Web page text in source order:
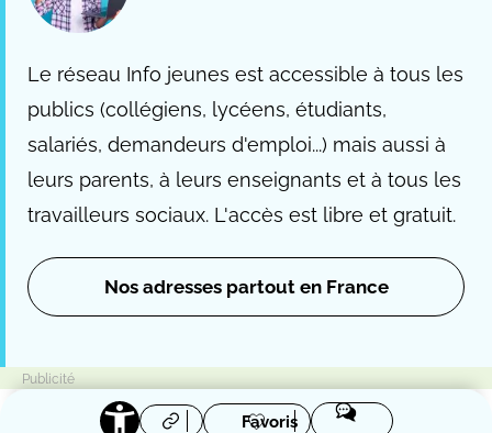
Le réseau Info jeunes est accessible à tous les
publics (collégiens, lycéens, étudiants,
salariés, demandeurs d'emploi...) mais aussi à
leurs parents, à leurs enseignants et à tous les
travailleurs sociaux. L'accès est libre et gratuit.
Nos adresses partout en France
Favoris